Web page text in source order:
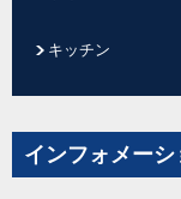
キッチン
インフォメーシ